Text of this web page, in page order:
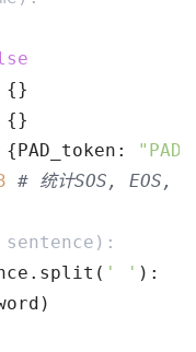
{}
{}
"PAD"
# 统计SOS, EOS,
:
' ' ):